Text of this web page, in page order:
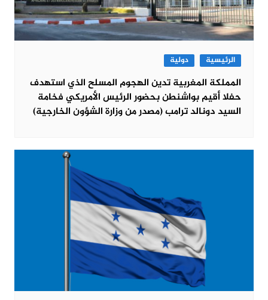
الرئيسية دولية
المملكة المغربية تدين الهجوم المسلح الذي استهدف
حفلا أقيم بواشنطن بحضور الرئيس الأمريكي فخامة
السيد دونالد ترامب (مصدر من وزارة الشؤون الخارجية)